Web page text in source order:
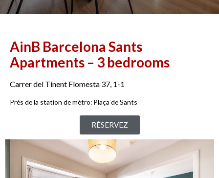
AinB Barcelona Sants
Apartments – 3 bedrooms
Carrer del Tinent Flomesta 37, 1-1
Près de la station de métro: Plaça de Sants
RÉSERVEZ